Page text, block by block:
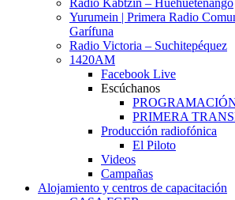
Radio Kabtzin – Huehuetenango
Yurumein | Primera Radio
Garífuna
Radio Victoria – Suchitepéquez
1420AM
Facebook Live
Escúchanos
PRIMERA
Producción radiofónica
El Piloto
Videos
Campañas
Alojamiento y centros de capacitación